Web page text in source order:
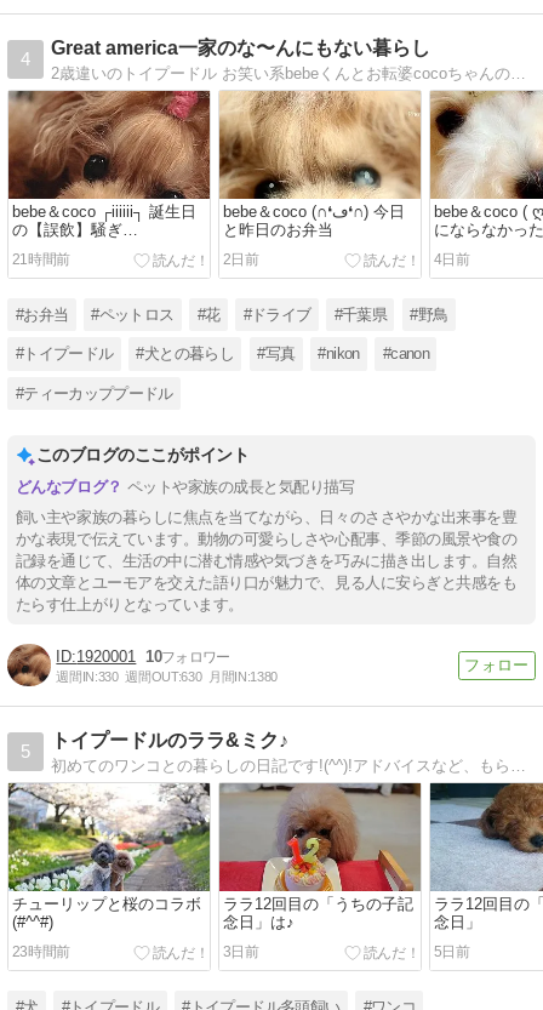
4
Great america一家のな〜んにもない暮らし
2歳違いのトイプードル お笑い系bebeくんとお転婆cocoちゃんの繰り広げるクスッと笑えるお話しと Dadの転勤を機にお弁当作りが始まったMamの奮闘記
bebe＆coco ┌iiiiii┐ 誕生日
の【誤飲】騒ぎ…
21時間前
bebe＆coco (∩❛ڡ❛∩) 今日
と昨日のお弁当
2日前
bebe＆coco (
にならなかっ
ッド
4日前
#お弁当 #ペットロス #花 #ドライブ #千葉県 #野鳥
#トイプードル #犬との暮らし #写真 #nikon #canon
#ティーカッププードル
このブログのここがポイント
ペットや家族の成長と気配り描写
飼い主や家族の暮らしに焦点を当てながら、日々のささやかな出来事を豊
かな表現で伝えています。動物の可愛らしさや心配事、季節の風景や食の
記録を通じて、生活の中に潜む情感や気づきを巧みに描き出します。自然
体の文章とユーモアを交えた語り口が魅力で、見る人に安らぎと共感をも
たらす仕上がりとなっています。
1920001 10
週間IN:330 週間OUT:630 月間IN:1380
5
トイプードルのララ&ミク♪
初めてのワンコとの暮らしの日記です!(^^)!アドバイスなど、もらえたら嬉しいです(*^-^*)
チューリップと桜のコラボ
(#^^#)
23時間前
ララ12回目の「うちの子記
念日」は♪
3日前
ララ12回目の
念日」
5日前